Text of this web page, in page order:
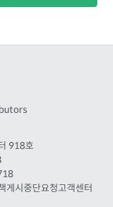
918호
게시중단요청고객센터